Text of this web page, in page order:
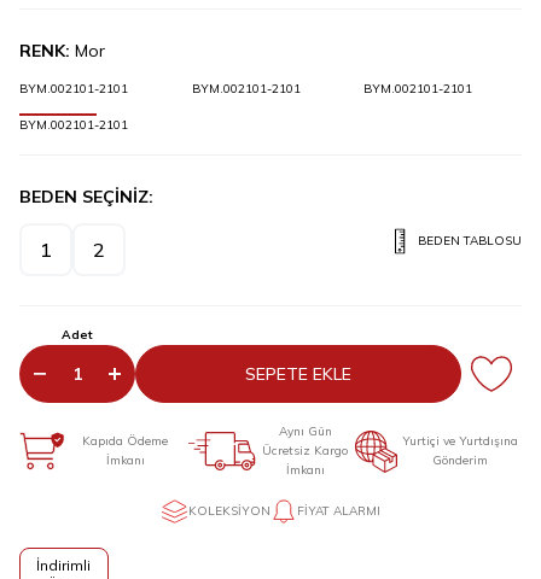
RENK: Mor
BYM.002101-2101 BYM.002101-2101 BYM.002101-2101
BYM.002101-2101
BEDEN SEÇİNİZ:
1 2 BEDEN TABLOSU
Adet
SEPETE EKLE
Kapıda Ödeme
İmkanı
Aynı Gün
Ücretsiz Kargo
İmkanı
Yurtiçi ve Yurtdışına
Gönderim
KOLEKSIYON FIYAT ALARMI
İndirimli